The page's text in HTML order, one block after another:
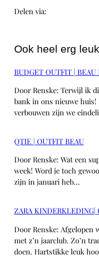
Delen via:
Ook heel erg
BUDGET OUTFIT |
Door Renske: Terwijl ik
bank in ons nieuwe huis!
verbouwen zijn we
QTIE | OUTFIT BEAU
Door Renske: Wat een
week! Word je toch
zijn in januari heb…
ZARA KINDERKLEDING|
Door Renske: Afgelopen
met z’n jaarclub. Zo’n
doen. Hartstikke leuk